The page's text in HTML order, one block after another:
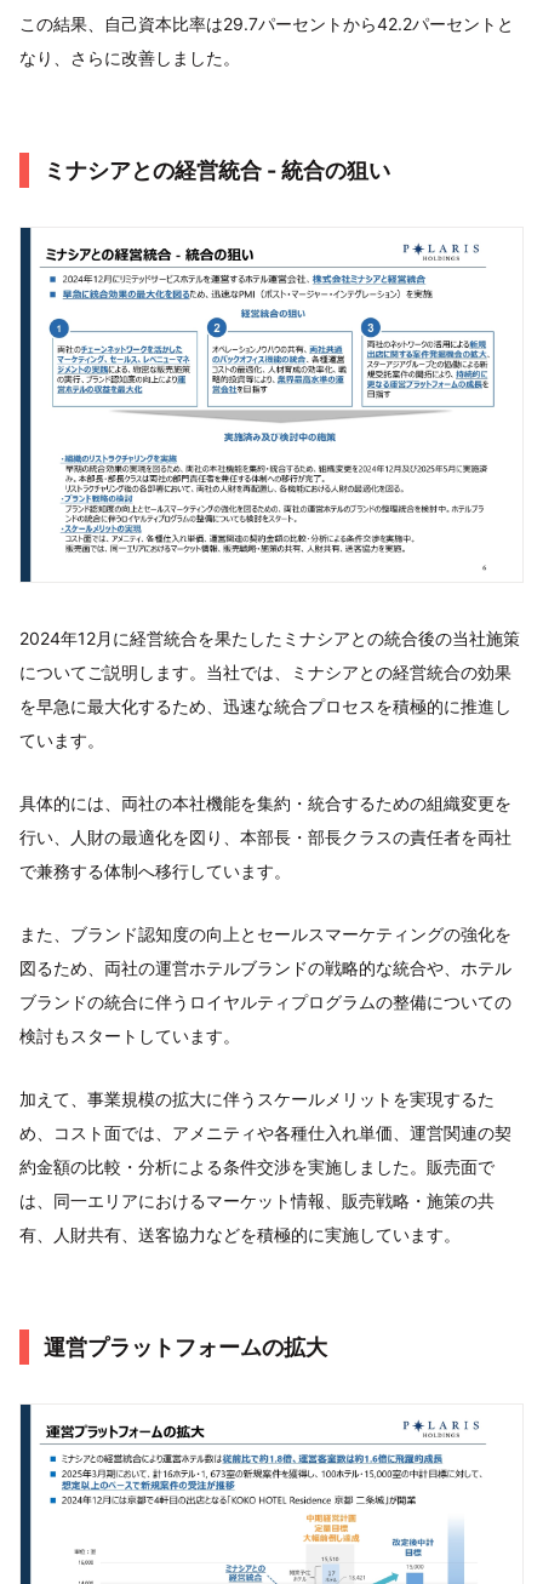
この結果、自己資本比率は29.7パーセントから42.2パーセントと
なり、さらに改善しました。
ミナシアとの経営統合 - 統合の狙い
2024年12月に経営統合を果たしたミナシアとの統合後の当社施策
についてご説明します。当社では、ミナシアとの経営統合の効果
を早急に最大化するため、迅速な統合プロセスを積極的に推進し
ています。
具体的には、両社の本社機能を集約・統合するための組織変更を
行い、人財の最適化を図り、本部長・部長クラスの責任者を両社
で兼務する体制へ移行しています。
また、ブランド認知度の向上とセールスマーケティングの強化を
図るため、両社の運営ホテルブランドの戦略的な統合や、ホテル
ブランドの統合に伴うロイヤルティプログラムの整備についての
検討もスタートしています。
加えて、事業規模の拡大に伴うスケールメリットを実現するた
め、コスト面では、アメニティや各種仕入れ単価、運営関連の契
約金額の比較・分析による条件交渉を実施しました。販売面で
は、同一エリアにおけるマーケット情報、販売戦略・施策の共
有、人財共有、送客協力などを積極的に実施しています。
運営プラットフォームの拡大